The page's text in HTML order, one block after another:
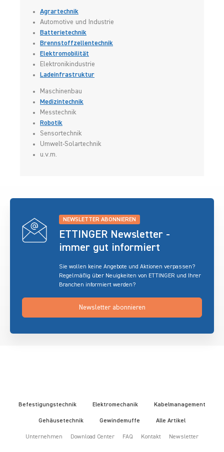
Agrartechnik
Automotive und Industrie
Batterietechnik
Brennstoffzellentechnik
Elektromobilität
Elektronikindustrie
Ladeinfrastruktur
Maschinenbau
Medizintechnik
Messtechnik
Robotik
Sensortechnik
Umwelt-Solartechnik
u.v.m.
NEWSLETTER ABONNIEREN
ETTINGER Newsletter -
immer gut informiert
Sie wollen keine Angebote und Aktionen verpassen?
Regelmäßig über Neuigkeiten von ETTINGER und Ihrer
Branchen informiert werden?
Newsletter abonnieren
Befestigungstechnik Elektromechanik Kabelmanagement
Gehäusetechnik Gewindemuffe Alle Artikel
Unternehmen Download Center FAQ Kontakt Newsletter